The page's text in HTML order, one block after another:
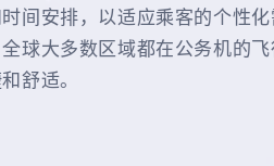
间安排，以适应乘客的个性
球大多数区域都在公务机的
舒适。